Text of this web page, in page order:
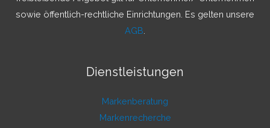
sowie öffentlich-rechtliche Einrichtungen. Es gelten unsere
AGB
Dienstleistungen
Markenberatung
Markenrecherche